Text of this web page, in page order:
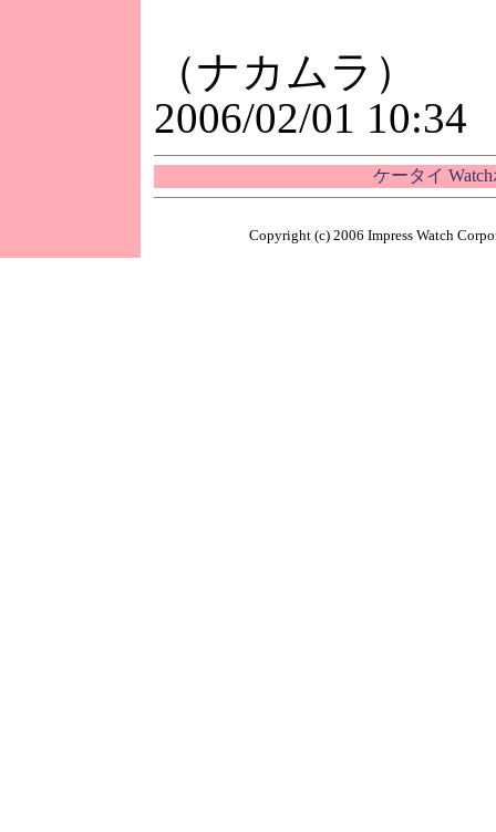
（ナカムラ）
2006/02/01 10:34
ケータイ
Copyright (c) 2006 Impress Watch